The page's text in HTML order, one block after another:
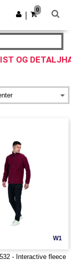
Last ned app
0
OG
W1
- Interactive fleece